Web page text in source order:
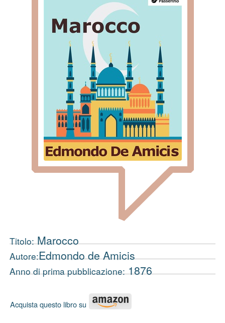
Titolo:Marocco
Autore:Edmondo de Amicis
Anno di prima pubblicazione:1876
Acquista questo libro su